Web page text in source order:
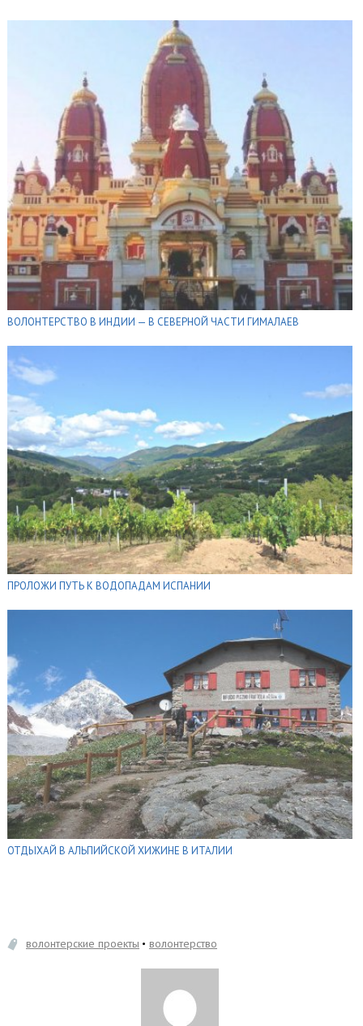
ВОЛОНТЕРСТВО В ИНДИИ — В СЕВЕРНОЙ ЧАСТИ ГИМАЛАЕВ
ПРОЛОЖИ ПУТЬ К ВОДОПАДАМ ИСПАНИИ
ОТДЫХАЙ В АЛЬПИЙСКОЙ ХИЖИНЕ В ИТАЛИИ
волонтерские проекты волонтерство